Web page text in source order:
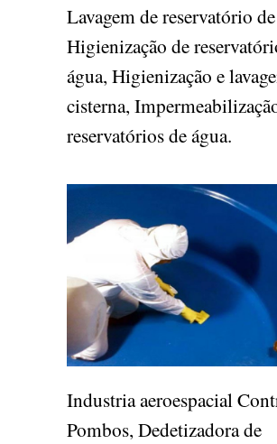
Lavagem de reservatório
Higienização de
água, Higienização e
cisterna,
reservatórios de água.
Industria aeroespacial
Pombos, Dedetizadora de